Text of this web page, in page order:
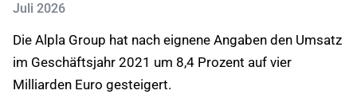
Juli 2026
Die Alpla Group hat nach eignene Angaben den Umsatz
im Geschäftsjahr 2021 um 8,4 Prozent auf vier
Milliarden Euro gesteigert.